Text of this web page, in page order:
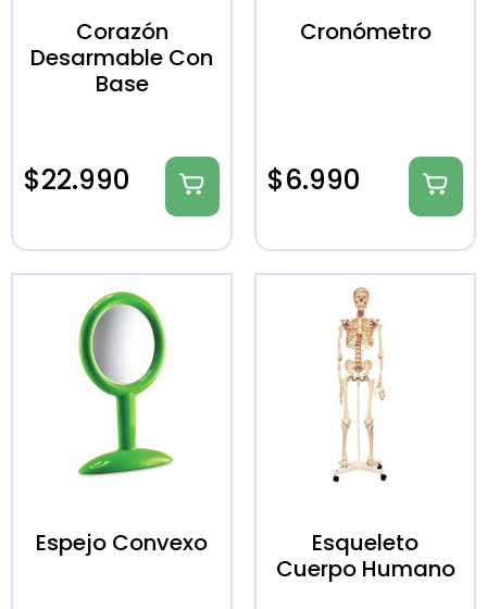
Corazón
Desarmable Con
Base
$22.990
Cronómetro
$6.990
Espejo Convexo
Esqueleto
Cuerpo Humano